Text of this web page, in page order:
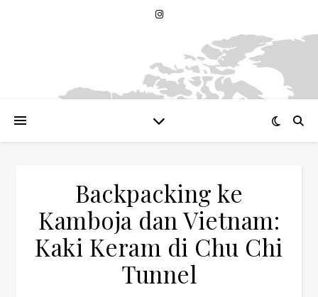
Backpacking ke
Kamboja dan Vietnam:
Kaki Keram di Chu Chi
Tunnel